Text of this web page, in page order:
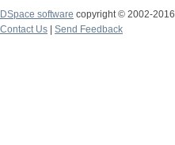
DSpace software copyright © 2002-2016
Contact Us
Send Feedback